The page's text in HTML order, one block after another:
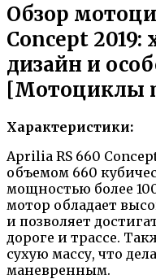
Обзор
Concept 2019:
дизайн и
[Мотоциклы
Характеристики:
Aprilia RS 660
объемом 660
мощностью более
мотор обладает
и позволяет
дороге и трассе.
сухую массу, что
маневренным.